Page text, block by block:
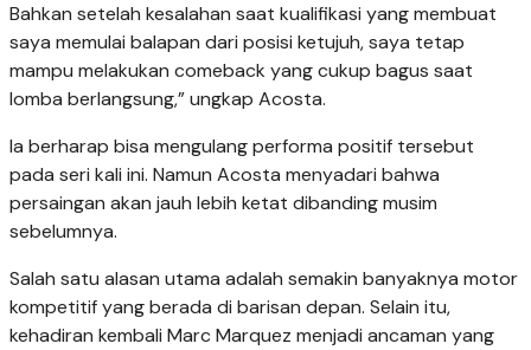
Bahkan setelah kesalahan saat kualifikasi yang membuat
saya memulai balapan dari posisi ketujuh, saya tetap
mampu melakukan comeback yang cukup bagus saat
lomba berlangsung,” ungkap Acosta.
Ia berharap bisa mengulang performa positif tersebut
pada seri kali ini. Namun Acosta menyadari bahwa
persaingan akan jauh lebih ketat dibanding musim
sebelumnya.
Salah satu alasan utama adalah semakin banyaknya motor
kompetitif yang berada di barisan depan. Selain itu,
kehadiran kembali Marc Marquez menjadi ancaman yang